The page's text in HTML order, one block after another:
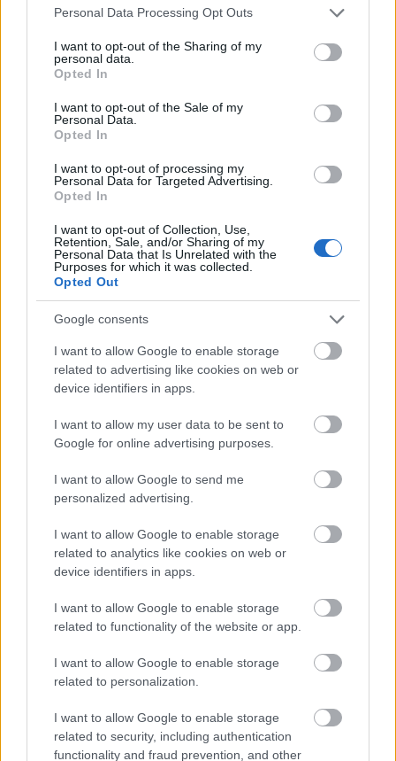
Please note that this website/app uses one or more Google
not limited to your visit or usage behaviour. You may click to
grant or deny consent to Google and its third-party tags to
use your data for below specified purposes in below Google
consent section.
Personal Data Processing Opt Outs
I want to opt-out of the Sharing of my
personal data.
Opted In
I want to opt-out of the Sale of my
Personal Data.
Opted In
I want to opt-out of processing my
Personal Data for Targeted Advertising.
Opted In
I want to opt-out of Collection, Use,
Retention, Sale, and/or Sharing of my
Personal Data that Is Unrelated with the
Purposes for which it was collected.
Opted Out
Google consents
I want to allow Google to enable storage
related to advertising like cookies on web or
device identifiers in apps.
I want to allow my user data to be sent to
Google for online advertising purposes.
I want to allow Google to send me
personalized advertising.
I want to allow Google to enable storage
related to analytics like cookies on web or
device identifiers in apps.
I want to allow Google to enable storage
related to functionality of the website or app.
I want to allow Google to enable storage
related to personalization.
I want to allow Google to enable storage
related to security, including authentication
functionality and fraud prevention, and other
az általuk megtestesített karakterek
gondolatait és érzelmeit átvevő alakításra
kényszerítette őket. Alex Veadov színész, aki
a már említett vallatási jelenetben egy orosz
fegyvercsempészt alakít, felfedte, hogy az a
tiszt, akivel a jelenetsort forgatta, nem sokkal
azelőtt tért vissza Afganisztánból. "Eleinte
minden rendben ment, aztán ahogy haladt
előre a felvétel, és elkezdett mindenfélével
dobálózni, elfajult a dolog. Mikor horvátul
kezdett beszélni, az már hátborzongató volt.
Én nem beszélek horvátul, de biztos utánam
nézett az interneten, és látta, hogy
szerepeltem egy horvát társulat
színdarabjában. Szóval leellenőrzött. Kicsit
megijedtem. De végtére is ezeknek a
fickóknak ez a feladatuk" - emlékezett vissza.
AzAct of Valorelőtt "még soha nem készült
kommandósok" - emelte ki Bob Anderson, a
tengerészet hollywoodi összekötője, akinek
"hivatalos kapcsolata" van a Los Angeles-i
filmiparral. Pedig a hadsereg és Hollywood
kapcsolata régi időkre nyúlik vissza. Már a
legjobb filmnek járó első Oscar-díjjal
jutalmazott mű, a Wings című is a hadsereg
módon a Pentagon érdeklődése később a
gyermekműsorok, a Lassie vagy épp a Miki
ha azok újonnan megjelenő technológiákkal
foglalkoztak.
Az 1970-es évek végére a vietnámi háború és
annak hatásai lehűtötték a közönség katonai